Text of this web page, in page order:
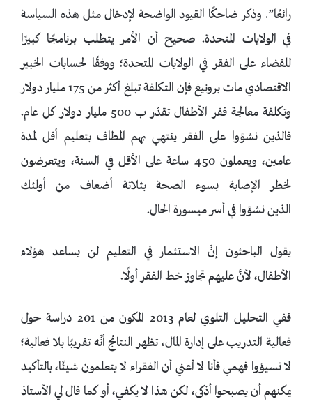
رائعًا”. وذكر ضاحكًا القيود الواضحة لإدخال مثل هذه السياسة
في الولايات المتحدة. صحيح أن الأمر يتطلب برنامجًا كبيرًا
للقضاء على الفقر في الولايات المتحدة؛ ووفقًا لحسابات الخبير
الاقتصادي مات برونيغ فإن التكلفة تبلغ أكثر من 175 مليار دولار
وتكلفة معالجة فقر الأطفال تقدّر ب 500 مليار دولار كل عام.
فالذين نشؤوا على الفقر ينتهي بهم المطاف بتعليم أقل لمدة
عامين، ويعملون 450 ساعة على الأقل في السنة، ويتعرضون
لخطر الإصابة بسوء الصحة بثلاثة أضعاف من أولئك
الذين نشؤوا في أسر ميسورة الحال.
يقول الباحثون إنَّ الاستثمار في التعليم لن يساعد هؤلاء
الأطفال، لأنَّ عليهم تجاوز خط الفقر أولًا.
ففي التحليل التلوي لعام 2013 المكون من 201 دراسة حول
فعالية التدريب على إدارة المال، تظهر النتائج أنَّه تقريبًا بلا فعالية؛
لا تسيؤوا فهمي فأنا لا أعني أن الفقراء لا يتعلمون شيئًا، بالتأكيد
يمكنهم أن يصبحوا أذكى، لكن هذا لا يكفي، أو كما قال لي الأستاذ